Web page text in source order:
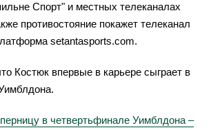
Спорт" и местных телеканалах
противостояние покажет телеканал
setantasports.com.
Костюк впервые в карьере сыграет в
в четвертьфинале Уимблдона –